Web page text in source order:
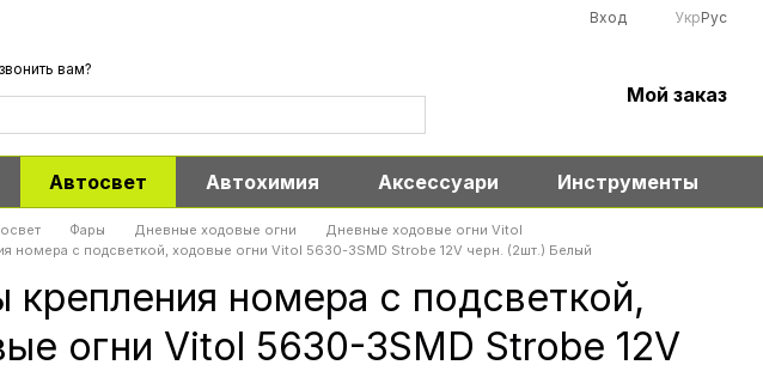
Вход УкрРус
вам?
Мой заказ
Автосвет Автохимия Аксессуари Инструменты
Фары Дневные ходовые огни
Дневные ходовые огни Vitol
номера с подсветкой, ходовые огни Vitol 5630-3SMD Strobe 12V черн. (2шт.) Белый
крепления номера с подсветкой,
огни Vitol 5630-3SMD Strobe 12V